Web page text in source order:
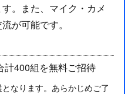
。また、マイク・カメ
が可能です。
計400組を無料ご招待
なります。あらかじめご了